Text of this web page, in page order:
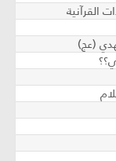
القرآنية
(عج)